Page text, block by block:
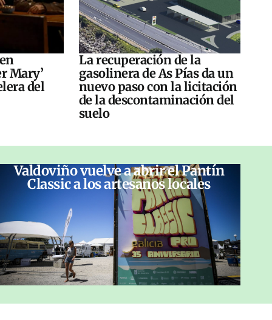
Mary’
del
La recuperación de la
gasolinera de As Pías da un
nuevo paso con la licitación
de la descontaminación del
suelo
Valdoviño vuelve a abrir el Pantín
Classic a los artesanos locales